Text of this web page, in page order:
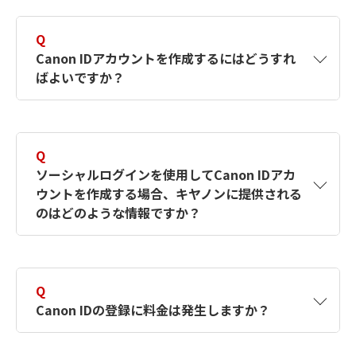
Q
Canon IDアカウントを作成するにはどうすれ
ばよいですか？
す。詳しい作成方法は【カメラ】Canon IDとは
何ですか？Canon IDの作成方法は？をご確認く
ださい。
Q
ソーシャルログインを使用してCanon IDアカ
ウントを作成する場合、キヤノンに提供される
のはどのような情報ですか？
択したサービスから取得します。アカウントを
簡単に作成できるように、この情報を使用して
Canon IDの登録フォームを入力します。
Q
Canon IDの登録に料金は発生しますか？